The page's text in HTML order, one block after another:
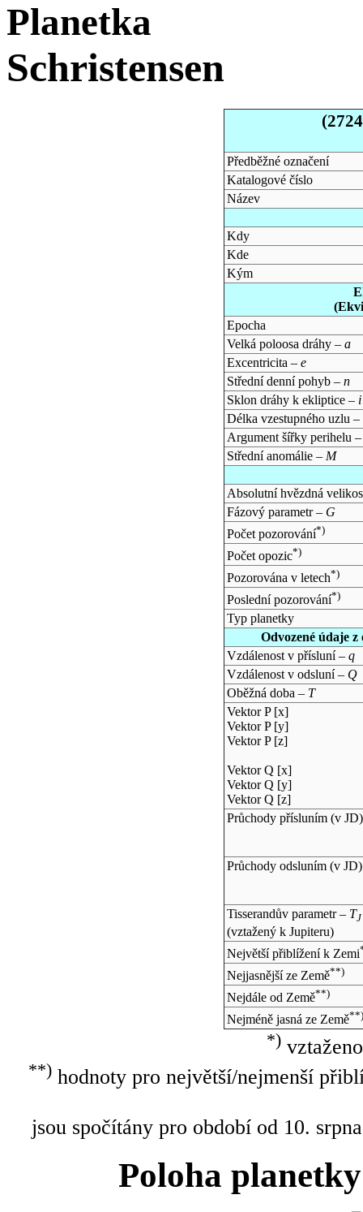
Planetka
Schristensen
Předběžné označení
Katalogové číslo
Název
Kdy
Kde
Kým
Epocha
Velká poloosa dráhy – a
Excentricita – e
Střední denní pohyb – n
Sklon dráhy k ekliptice – i
Délka vzestupného uzlu –
Argument šířky perihelu
Střední anomálie – M
Absolutní hvězdná
Fázový parametr – G
Počet pozorování*)
Počet opozic*)
Pozorována v letech*)
Poslední pozorování*)
Typ planetky
Odvozené údaje
Vzdálenost v přísluní – q
Vzdálenost v odsluní – Q
Oběžná doba – T
Vektor P [x]
Vektor P [y]
Vektor P [z]
Vektor Q [x]
Vektor Q [y]
Vektor Q [z]
Průchody přísluním (v JD)
Průchody odsluním (v JD)
Tisserandův parametr – TJ
(vztažený k Jupiteru)
Největší přiblížení k Zemi
Nejjasnější ze Země**)
Nejdále od Země**)
Nejméně jasná ze Země**)
*)
**)hodnoty pro největší/nejmenší
jsou spočítány pro období od 10.
Poloha